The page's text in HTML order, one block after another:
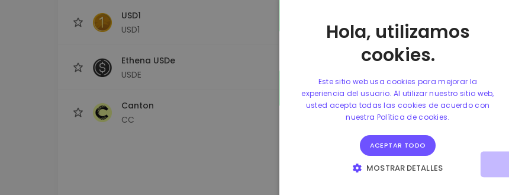
USD1
USD1
0.864596 € 0.00%
Ethena USDe
USDE
Canton
CC
0.080659000 € -4.80%
Hola, utilizamos
cookies.
Este sitio web usa cookies para mejorar la
experiencia del usuario. Al utilizar nuestro sitio web,
usted acepta todas las cookies de acuerdo con
nuestra Política de cookies.
ACEPTAR TODO
MOSTRAR DETALLES